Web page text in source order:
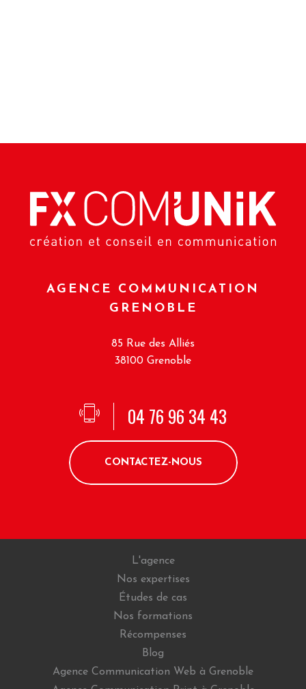
AGENCE COMMUNICATION
GRENOBLE
85 Rue des Alliés
38100 Grenoble
04 76 96 34 43
CONTACTEZ-NOUS
L'agence
Nos expertises
Études de cas
Nos formations
Récompenses
Blog
Agence Communication Web à Grenoble